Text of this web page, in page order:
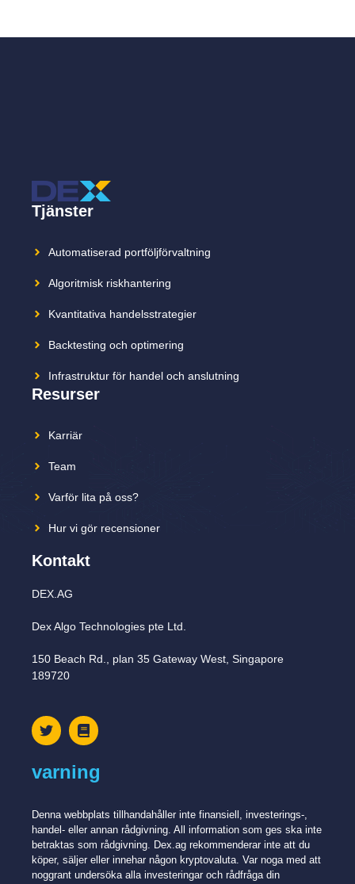
Tjänster
Automatiserad portföljförvaltning
Algoritmisk riskhantering
Kvantitativa handelsstrategier
Backtesting och optimering
Infrastruktur för handel och anslutning
Resurser
Karriär
Team
Varför lita på oss?
Hur vi gör recensioner
Kontakt
DEX.AG
Dex Algo Technologies pte Ltd.
150 Beach Rd., plan 35 Gateway West, Singapore
189720
varning
Denna webbplats tillhandahåller inte finansiell, investerings-,
handel- eller annan rådgivning. All information som ges ska inte
betraktas som rådgivning. Dex.ag rekommenderar inte att du
köper, säljer eller innehar någon kryptovaluta. Var noga med att
noggrant undersöka alla investeringar och rådfråga din